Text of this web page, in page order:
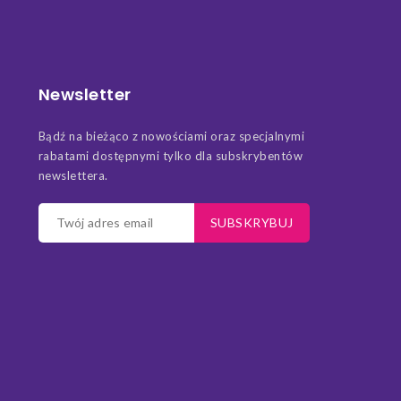
Newsletter
Bądź na bieżąco z nowościami oraz specjalnymi
rabatami dostępnymi tylko dla subskrybentów
newslettera.